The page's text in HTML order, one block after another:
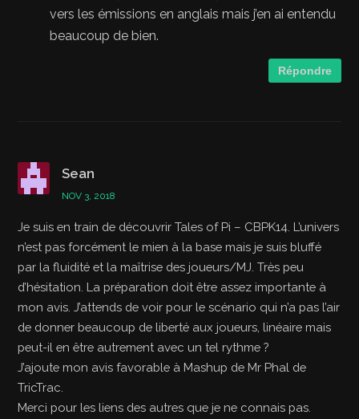
vers les émissions en anglais mais j’en ai entendu
beaucoup de bien.
Répondre
Sean
NOV 3, 2018
Je suis en train de découvrir Tales of Pi – CBPK14. L’univers
n’est pas forcément le mien à la base mais je suis bluffé
par la fluidité et la maîtrise des joueurs/MJ. Très peu
d’hésitation. La préparation doit être assez importante à
mon avis. J’attends de voir pour le scénario qui n’a pas l’air
de donner beaucoup de liberté aux joueurs, linéaire mais
peut-il en être autrement avec un tel rythme ?
J’ajoute mon avis favorable à Mashup de Mr Phal de
TricTrac.
Merci pour les liens des autres que je ne connais pas.